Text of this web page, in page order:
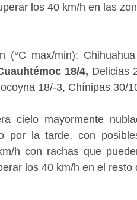
los 40 km/h en las
(°C max/min):
18/4, Delicias
18/-3, Chínipas 30/
cielo mayormente
por la tarde, con
h con rachas que
los 40 km/h en el resto